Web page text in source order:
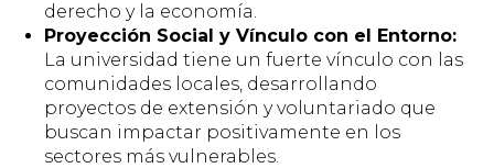
derecho y la economía.
Proyección Social y Vínculo con el Entorno:
La universidad tiene un fuerte vínculo con las
comunidades locales, desarrollando
proyectos de extensión y voluntariado que
buscan impactar positivamente en los
sectores más vulnerables.